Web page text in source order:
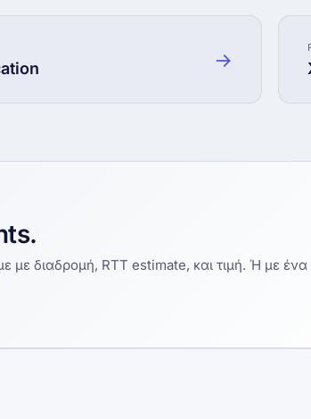
→
διαδρομή, RTT estimate, και τιμή. Ή με ένα